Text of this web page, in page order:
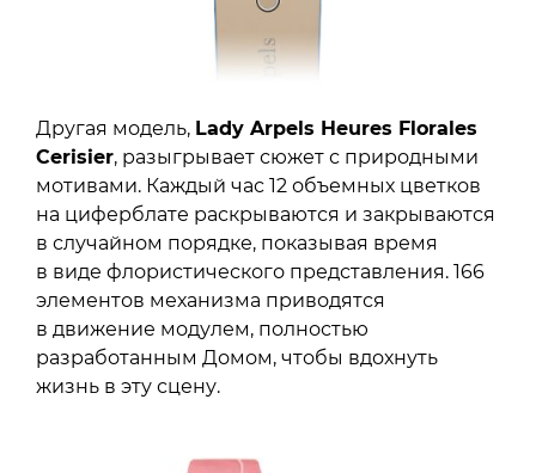
Другая модель, Lady Arpels Heures Florales
Cerisier, разыгрывает сюжет с природными
мотивами. Каждый час 12 объемных цветков
на циферблате раскрываются и закрываются
в случайном порядке, показывая время
в виде флористического представления. 166
элементов механизма приводятся
в движение модулем, полностью
разработанным Домом, чтобы вдохнуть
жизнь в эту сцену.